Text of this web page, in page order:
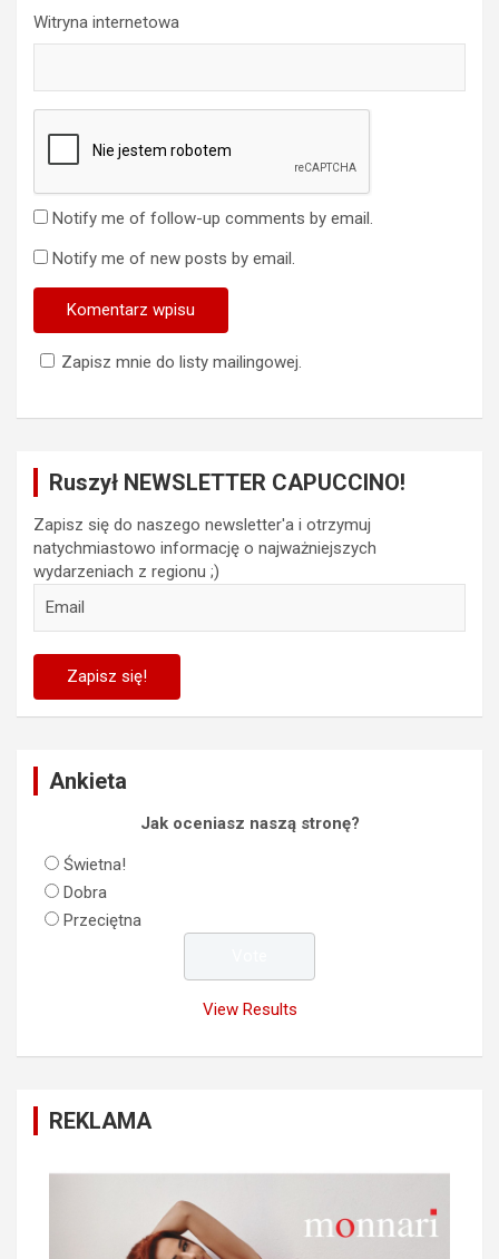
Witryna internetowa
Notify me of follow-up comments by email.
Notify me of new posts by email.
Zapisz mnie do listy mailingowej.
Ruszył NEWSLETTER CAPUCCINO!
Zapisz się do naszego newsletter'a i otrzymuj
natychmiastowo informację o najważniejszych
wydarzeniach z regionu ;)
Ankieta
Jak oceniasz naszą stronę?
Świetna!
Dobra
Przeciętna
View Results
REKLAMA